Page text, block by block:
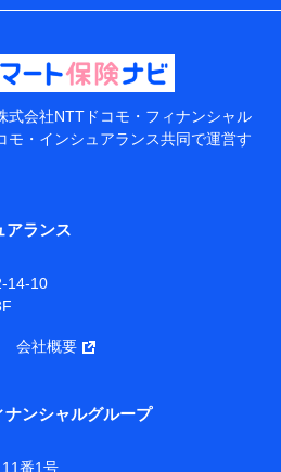
類や年齢などの情報などが含ま
事者が個人データを取得する方法
囲】
ィナンシャルグループ
ドコモ・フィナンシャルグルー
ービスにおけるユーザー登録受
ドコモ・フィナンシャルグルー
する情報を提供するため、また
行のため、またそれらに付帯、
会社NTTドコモ・フィナンシャ
社のサービスを案内、提供する
サービス利用履歴、ウェブサイ
式会社NTTドコモ・フィナンシャル
モ・インシュアランス共同で運営す
アランス
14-10
会社概要
ンシャルグループ
番1号